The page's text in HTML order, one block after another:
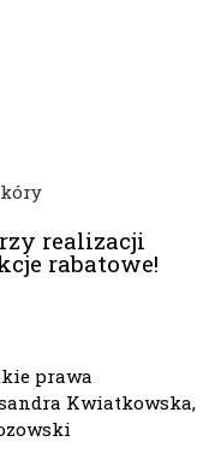
realizacji
rabatowe!
prawa
Kwiatkowska,